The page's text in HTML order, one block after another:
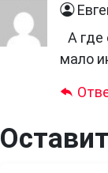
А где
мало